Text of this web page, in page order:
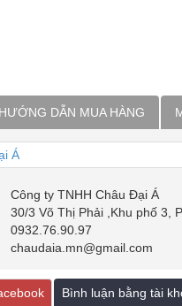
HƯỚNG DẪN MUA HÀNG
Á
Công ty TNHH Châu Đại Á
30/3 Võ Thị Phải ,Khu phố 3,
0932.76.90.97
chaudaia.mn@gmail.com
Bình luận bằng tài